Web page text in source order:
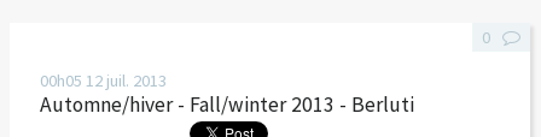
00h05 12 juil. 2013
Automne/hiver - Fall/winter 2013 - Berluti
0